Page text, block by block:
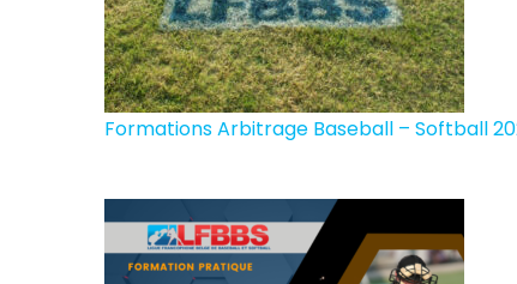
Formations Arbitrage Baseball – Softball